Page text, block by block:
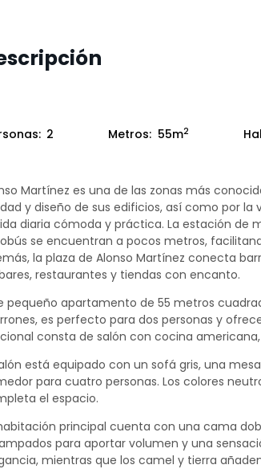
2 Metros: 55m2
Martínez es una de las zonas más
y diseño de sus edificios, así como por
diaria cómoda y práctica. La estación de
se encuentran a pocos metros,
la plaza de Alonso Martínez conecta
restaurantes y tiendas con encanto.
pequeño apartamento de 55 metros
es perfecto para dos personas y
consta de salón con cocina
está equipado con un sofá gris, una
para cuatro personas. Los colores
el espacio.
principal cuenta con una cama
para aportar volumen y una
mientras que los camel y tierra